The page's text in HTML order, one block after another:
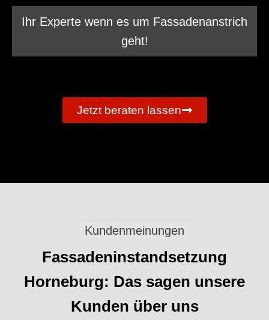
Ihr Experte wenn es um Fassadenanstrich
geht!
Jetzt beraten lassen
Kundenmeinungen
Fassadeninstandsetzung
Horneburg: Das sagen unsere
Kunden über uns